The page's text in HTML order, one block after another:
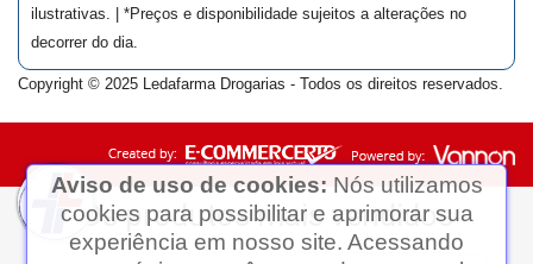
ilustrativas. | *Preços e disponibilidade sujeitos a alterações no
decorrer do dia.
Copyright © 2025 Ledafarma Drogarias - Todos os direitos reservados.
Aviso de uso de cookies: Nós utilizamos
cookies para possibilitar e aprimorar sua
experiência em nosso site. Acessando